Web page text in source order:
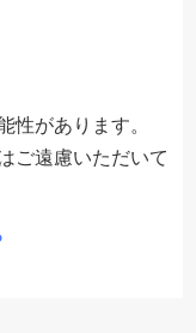
があります。
ご遠慮いただいて